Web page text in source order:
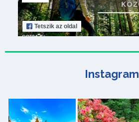
Tetszik az oldal
Instagram